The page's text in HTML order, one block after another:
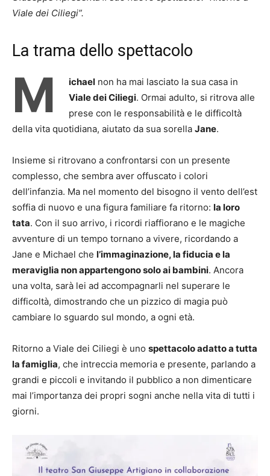
Viale dei Ciliegi”.
La trama dello spettacolo
M ichael non ha mai lasciato la sua casa in
Viale dei Ciliegi. Ormai adulto, si ritrova alle
prese con le responsabilità e le difficoltà
della vita quotidiana, aiutato da sua sorella Jane.
Insieme si ritrovano a confrontarsi con un presente
complesso, che sembra aver offuscato i colori
dell’infanzia. Ma nel momento del bisogno il vento dell’est
soffia di nuovo e una figura familiare fa ritorno: la loro
tata. Con il suo arrivo, i ricordi riaffiorano e le magiche
avventure di un tempo tornano a vivere, ricordando a
Jane e Michael che l’immaginazione, la fiducia e la
meraviglia non appartengono solo ai bambini. Ancora
una volta, sarà lei ad accompagnarli nel superare le
difficoltà, dimostrando che un pizzico di magia può
cambiare lo sguardo sul mondo, a ogni età.
Ritorno a Viale dei Ciliegi è uno spettacolo adatto a tutta
la famiglia, che intreccia memoria e presente, parlando a
grandi e piccoli e invitando il pubblico a non dimenticare
mai l’importanza dei propri sogni anche nella vita di tutti i
giorni.